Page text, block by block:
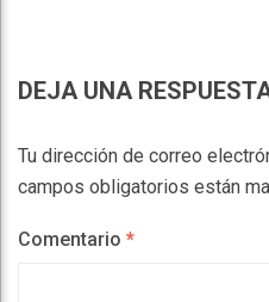
DEJA UNA
Tu dirección de correo
campos obligatorios están
Comentario *